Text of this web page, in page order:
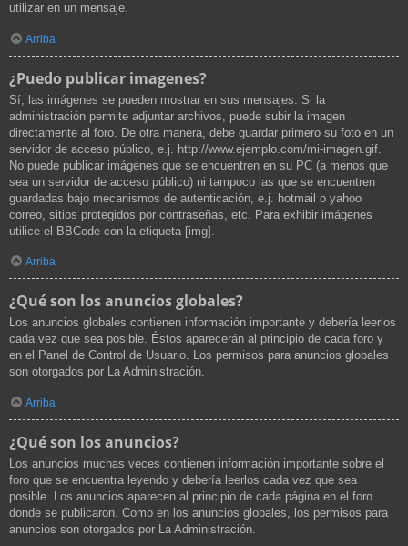
utilizar en un mensaje.
Arriba
¿Puedo publicar imagenes?
Sí, las imágenes se pueden mostrar en sus mensajes. Si la
administración permite adjuntar archivos, puede subir la imagen
directamente al foro. De otra manera, debe guardar primero su foto en un
servidor de acceso público, e.j. http://www.ejemplo.com/mi-imagen.gif.
No puede publicar imágenes que se encuentren en su PC (a menos que
sea un servidor de acceso público) ni tampoco las que se encuentren
guardadas bajo mecanismos de autenticación, e.j. hotmail o yahoo
correo, sitios protegidos por contraseñas, etc. Para exhibir imágenes
utilice el BBCode con la etiqueta [img].
Arriba
¿Qué son los anuncios globales?
Los anuncios globales contienen información importante y debería leerlos
cada vez que sea posible. Éstos aparecerán al principio de cada foro y
en el Panel de Control de Usuario. Los permisos para anuncios globales
son otorgados por La Administración.
Arriba
¿Qué son los anuncios?
Los anuncios muchas veces contienen información importante sobre el
foro que se encuentra leyendo y debería leerlos cada vez que sea
posible. Los anuncios aparecen al principio de cada página en el foro
donde se publicaron. Como en los anuncios globales, los permisos para
anuncios son otorgados por La Administración.